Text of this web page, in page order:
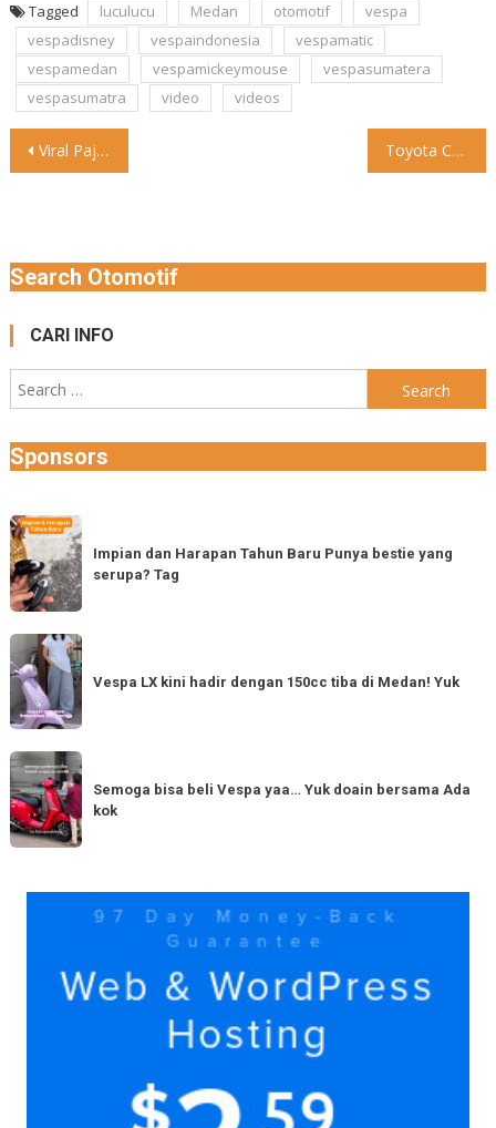
Tagged luculucu Medan otomotif
vespa
vespadisney
vespaindonesia
vespamatic
vespamedan
vespamickeymouse
vespasumatera
vespasumatra
video videos
Post
Viral Pajero Sport Berstrobo Ketemu Calya Lane Hogger Pemobil pelat Toyota Century SUV Bakal Rilis Akhir Tahun Ini, Lihat Bocoran
Search Otomotif
CARI INFO
Search
for:
Sponsors
Impian
dan
Harapan
Tahun
Baru
Punya
bestie
yang
Tag
Impian dan Harapan Tahun Baru Punya bestie yang
serupa? Tag
Vespa
LX
kini
hadir
dengan
150cc
tiba
di
Vespa LX kini hadir dengan 150cc tiba di Medan! Yuk
Semoga
bisa
beli
Vespa
Yuk
Semoga bisa beli Vespa yaa… Yuk doain bersama Ada
kok